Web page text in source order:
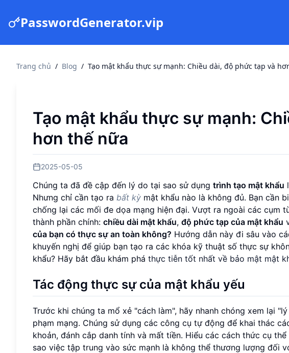
PasswordGenerator.vip
Trang chủ / Blog / Tạo mật khẩu thực sự mạnh: Chiều dài, độ phức tạp và
Tạo mật khẩu thực sự mạnh:
hơn thế nữa
2025-05-05
Chúng ta đã đề cập đến lý do tại sao sử dụng trình tạo mật khẩu
Nhưng chỉ cần tạo ra bất kỳ mật khẩu nào là không đủ. Bạn cần
chống lại các mối đe dọa mạng hiện đại. Vượt ra ngoài các cụm
thành phần chính: chiều dài mật khẩu, độ phức tạp của mật khẩu
của bạn có thực sự an toàn không? Hướng dẫn này đi sâu vào
khuyến nghị để giúp bạn tạo ra các khóa kỹ thuật số thực sự
khẩu? Hãy bắt đầu khám phá thực tiễn tốt nhất về bảo mật mật
Tác động thực sự của mật khẩu yếu
Trước khi chúng ta mổ xẻ "cách làm", hãy nhanh chóng xem lại
phạm mạng. Chúng sử dụng các công cụ tự động để khai thác
khoản, đánh cắp danh tính và mất tiền. Hiểu các cách thức cụ
sao việc tập trung vào sức mạnh là không thể thương lượng đối